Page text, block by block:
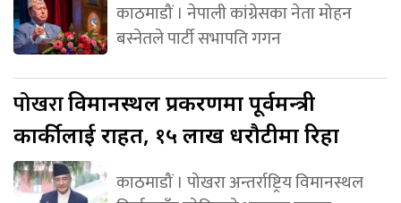
काठमाडौं । नेपाली कांग्रेसका नेता मोहन
बस्नेतले पार्टी सभापति गगन
पोखराविमानस्थल प्रकरणमा पूर्वमन्त्री
कार्कीलाई राहत, १५ लाख धरौटीमा रिहा
काठमाडौं । पोखरा अन्तर्राष्ट्रिय विमानस्थल